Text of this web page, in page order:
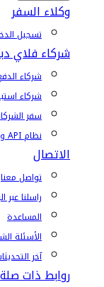
وكلاء السفر
تسجيل
شركاء فلاي
شركاء
شركاء
سفر
نظام API وحساب وكيل سفر جديد
الاتصال
تواصل معنا
راسلنا عبر
المساعدة
الأسئلة
آخر
روابط ذات صلة